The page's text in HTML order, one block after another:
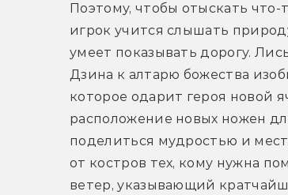
Поэтому, чтобы отыскать что-
игрок учится слышать
умеет показывать дорогу.
Дзина к алтарю божества
которое одарит героя новой
расположение новых ножен
поделиться мудростью и
от костров тех, кому нужна
ветер, указывающий